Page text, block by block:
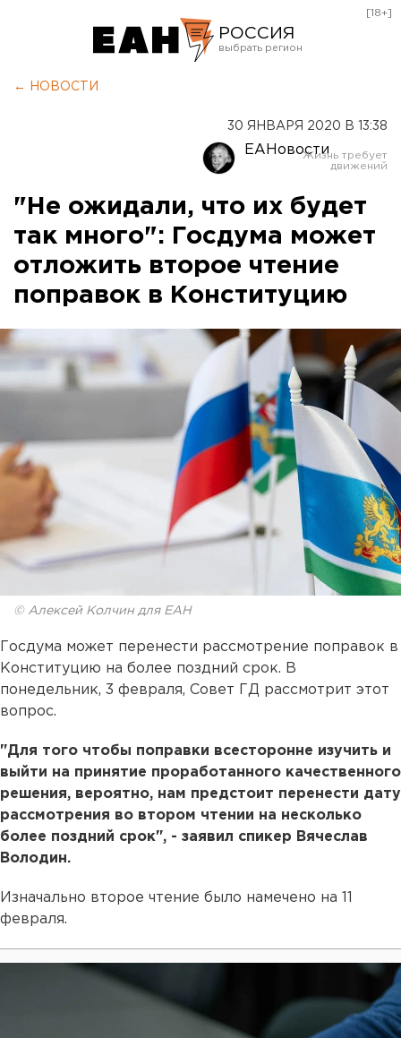
РОССИЯ
Оренбург
[18+]
← НОВОСТИ
30 ЯНВАРЯ 2020 В 13:38
ЕАНовости
"Не ожидали, что их будет
так много": Госдума может
отложить второе чтение
поправок в Конституцию
© Алексей Колчин для ЕАН
Госдума может перенести рассмотрение поправок в
Конституцию на более поздний срок. В
понедельник, 3 февраля, Совет ГД рассмотрит этот
вопрос.
"Для того чтобы поправки всесторонне изучить и
выйти на принятие проработанного качественного
решения, вероятно, нам предстоит перенести дату
рассмотрения во втором чтении на несколько
более поздний срок", - заявил спикер Вячеслав
Володин.
Изначально второе чтение было намечено на 11
февраля.